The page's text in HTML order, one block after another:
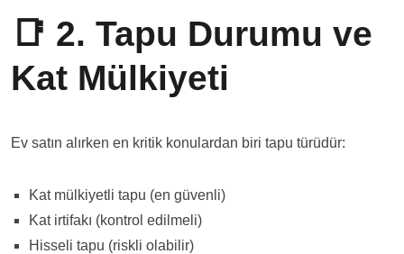
📑 2. Tapu Durumu ve
Kat Mülkiyeti
Ev satın alırken en kritik konulardan biri tapu türüdür:
Kat mülkiyetli tapu (en güvenli)
Kat irtifakı (kontrol edilmeli)
Hisseli tapu (riskli olabilir)